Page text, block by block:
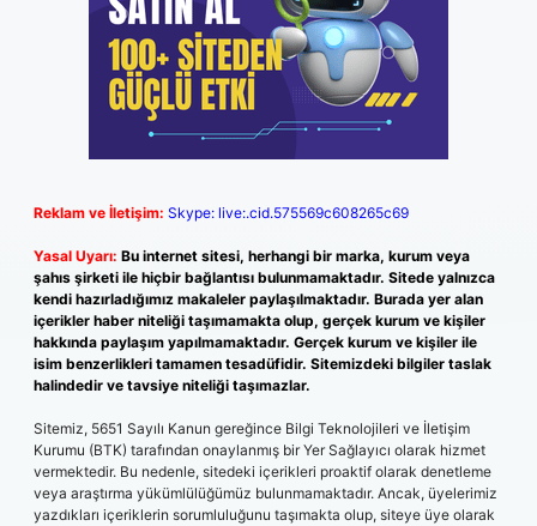
Reklam ve İletişim: Skype: live:.cid.575569c608265c69
Yasal Uyarı: Bu internet sitesi, herhangi bir marka, kurum veya
şahıs şirketi ile hiçbir bağlantısı bulunmamaktadır. Sitede yalnızca
kendi hazırladığımız makaleler paylaşılmaktadır. Burada yer alan
içerikler haber niteliği taşımamakta olup, gerçek kurum ve kişiler
hakkında paylaşım yapılmamaktadır. Gerçek kurum ve kişiler ile
isim benzerlikleri tamamen tesadüfidir. Sitemizdeki bilgiler taslak
halindedir ve tavsiye niteliği taşımazlar.
Sitemiz, 5651 Sayılı Kanun gereğince Bilgi Teknolojileri ve İletişim
Kurumu (BTK) tarafından onaylanmış bir Yer Sağlayıcı olarak hizmet
vermektedir. Bu nedenle, sitedeki içerikleri proaktif olarak denetleme
veya araştırma yükümlülüğümüz bulunmamaktadır. Ancak, üyelerimiz
yazdıkları içeriklerin sorumluluğunu taşımakta olup, siteye üye olarak